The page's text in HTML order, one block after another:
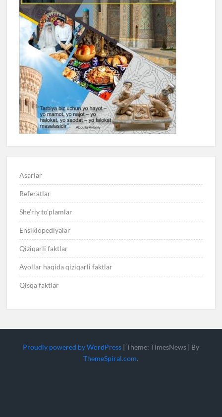
Asarlar
Referatlar
She’riy to’plamlar
Ensiklopediyalar
Qiziqarli faktlar
Ayollar haqida qiziqarli faktlar
Qisqa faktlar
Proudly powered by WordPress | Theme: TimesNews | By
ThemeSpiral.com.